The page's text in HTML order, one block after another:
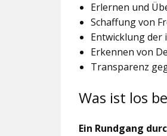
Erlernen und
Schaffung von
Entwicklung der
Erkennen von
Transparenz
Was ist los
Ein Rundgang